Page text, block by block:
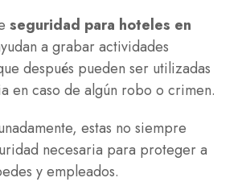
seguridad para hoteles en
a grabar actividades
después pueden ser utilizadas
en caso de algún robo o crimen.
estas no siempre
necesaria para proteger a
y empleados.